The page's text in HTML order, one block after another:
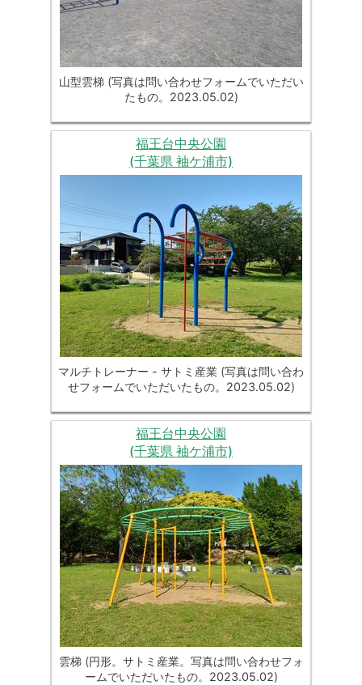
山型雲梯 (写真は問い合わせフォームでいただい
たもの。2023.05.02)
福王台中央公園
(千葉県 袖ケ浦市)
マルチトレーナー - サトミ産業 (写真は問い合わ
せフォームでいただいたもの。2023.05.02)
福王台中央公園
(千葉県 袖ケ浦市)
雲梯 (円形。サトミ産業。写真は問い合わせフォ
ームでいただいたもの。2023.05.02)